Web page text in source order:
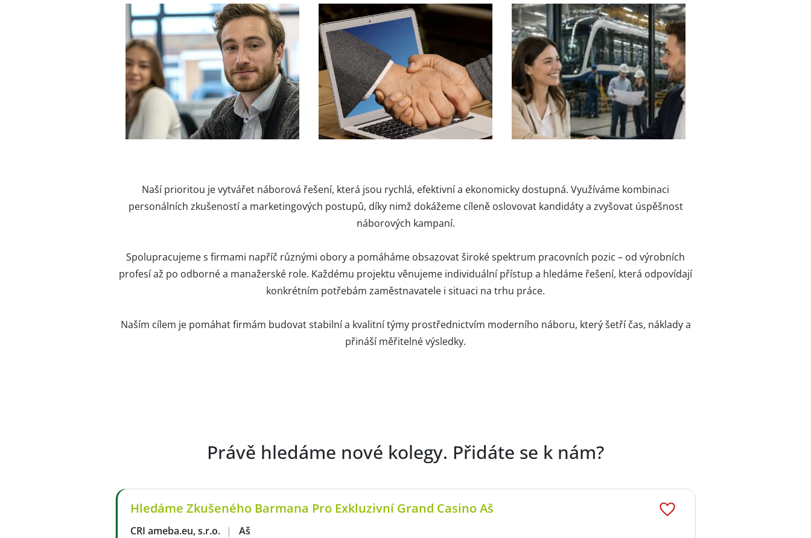
Naší prioritou je vytvářet náborová řešení, která jsou rychlá, efektivní a ekonomicky dostupná. Využíváme kombinaci
personálních zkušeností a marketingových postupů, díky nimž dokážeme cíleně oslovovat kandidáty a zvyšovat úspěšnost
náborových kampaní.
Spolupracujeme s firmami napříč různými obory a pomáháme obsazovat široké spektrum pracovních pozic – od výrobních
profesí až po odborné a manažerské role. Každému projektu věnujeme individuální přístup a hledáme řešení, která odpovídají
konkrétním potřebám zaměstnavatele i situaci na trhu práce.
Naším cílem je pomáhat firmám budovat stabilní a kvalitní týmy prostřednictvím moderního náboru, který šetří čas, náklady a
přináší měřitelné výsledky.
Právě hledáme nové kolegy. Přidáte se k nám?
Hledáme Zkušeného Barmana Pro Exkluzivní Grand Casino Aš
CRI ameba.eu, s.r.o. | Aš